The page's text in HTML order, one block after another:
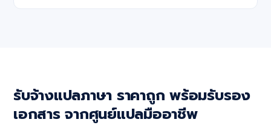
รับจ้างแปลภาษา ราคาถูก พร้อมรับรอง
เอกสาร จากศูนย์แปลมืออาชีพ